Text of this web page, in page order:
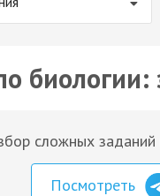
биологии:
сложных заданий
Посмотреть